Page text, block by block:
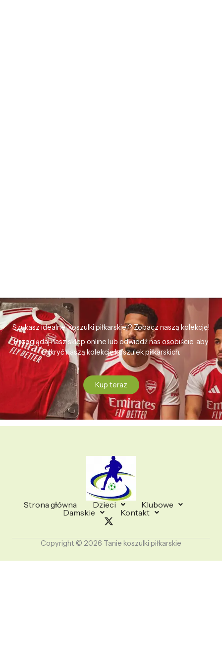
Szukasz idealnej koszulki piłkarskiej? Zobacz naszą kolekcję!
Przeglądaj nasz sklep online lub odwiedź nas osobiście, aby
odkryć naszą kolekcję koszulek piłkarskich.
Kup teraz
Strona główna Dzieci
Klubowe
Damskie
Kontakt
Copyright © 2026 Tanie koszulki piłkarskie